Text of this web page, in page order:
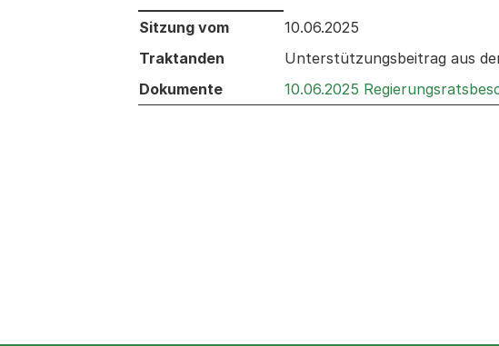
Behandelt an den folgenden Sitzungen:
Sitzung vom
10.06.2025
Traktanden
Unterstützungsbeitrag aus
Dokumente
10.06.2025